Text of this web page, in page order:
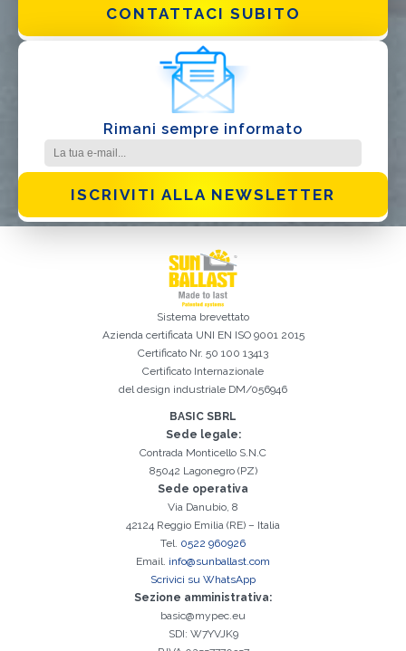
CONTATTACI SUBITO
Rimani sempre informato
ISCRIVITI ALLA NEWSLETTER
Il campo Nome è obbligatorio
Il campo Cognome è obbligatorio
Il campo Azienda è obbligatorio
Il campo Città è obbligatorio
Il campo Telefono è obbligatorio
Il campo E-mail è obbligatorio
E-mail inserita non valida
È indispensabile accettare la Privacy Policy
Iscrizione effettuata con successo. Verificare la propria casella e-
mail per procedere all'attivazione
Spiacenti, si è verificato il seguente errore:
Sistema brevettato
Azienda certificata UNI EN ISO 9001 2015
Certificato Nr. 50 100 13413
Certificato Internazionale
del design industriale DM/056946
BASIC SBRL
Sede legale:
Contrada Monticello S.N.C
85042 Lagonegro (PZ)
Sede operativa
Via Danubio, 8
42124 Reggio Emilia (RE) – Italia
Tel. 0522 960926
Email. info@sunballast.com
Scrivici su WhatsApp
Sezione amministrativa:
basic@mypec.eu
SDI: W7YVJK9